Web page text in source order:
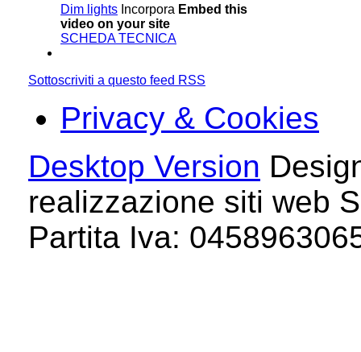
Dim lights Incorpora Embed this
video on your site
SCHEDA TECNICA
Sottoscriviti a questo feed RSS
Privacy & Cookies
Desktop Version
realizzazione siti web
Partita Iva: